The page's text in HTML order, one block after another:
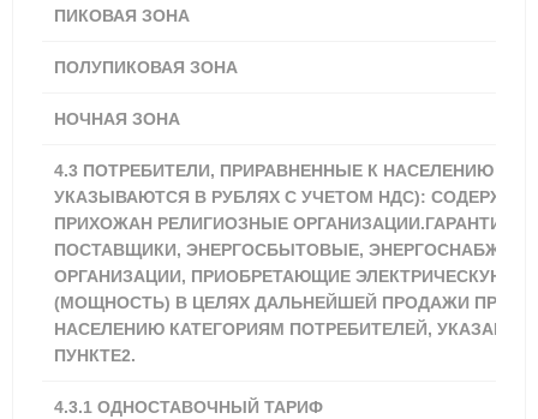
ПИКОВАЯ ЗОНА
ПОЛУПИКОВАЯ ЗОНА
НОЧНАЯ ЗОНА
4.3 ПОТРЕБИТЕЛИ, ПРИРАВНЕННЫЕ К НАСЕЛЕНИЮ
УКАЗЫВАЮТСЯ В РУБЛЯХ С УЧЕТОМ НДС):
ПРИХОЖАН РЕЛИГИОЗНЫЕ
ПОСТАВЩИКИ, ЭНЕРГОСБЫТОВЫЕ,
ОРГАНИЗАЦИИ, ПРИОБРЕТАЮЩИЕ ЭЛЕКТРИЧЕСКУЮ
(МОЩНОСТЬ) В ЦЕЛЯХ ДАЛЬНЕЙШЕЙ ПРОДАЖИ
НАСЕЛЕНИЮ КАТЕГОРИЯМ ПОТРЕБИТЕЛЕЙ,
ПУНКТЕ2.
4.3.1 ОДНОСТАВОЧНЫЙ ТАРИФ